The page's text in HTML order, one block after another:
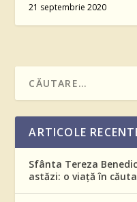
21 septembrie 2020
ARTICOLE
Sfânta Tereza
astăzi: o viață în